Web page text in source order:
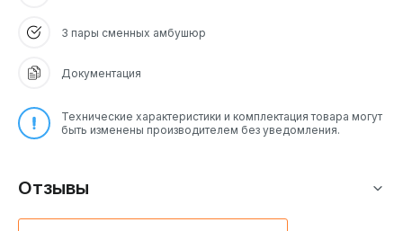
3 пары сменных амбушюр
Документация
Технические характеристики и комплектация товара могут
быть изменены производителем без уведомления.
Отзывы